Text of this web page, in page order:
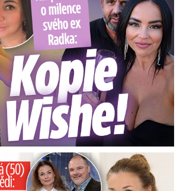
zpovědi: Poprvé o operaci manžela